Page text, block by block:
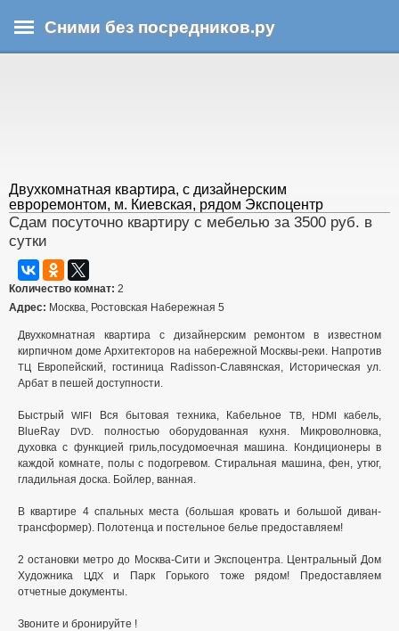
к
основному
Сними без посредников.ру
Двухкомнатная квартира, с дизайнерским
евроремонтом, м. Киевская, рядом Экспоцентр
Сдам посуточно квартиру с мебелью за 3500 руб. в
сутки
Количество комнат: 2
Адрес: Москва, Ростовская Набережная 5
Двухкомнатная квартира с дизайнерским ремонтом в известном
кирпичном доме Архитекторов на набережной Москвы-реки. Напротив
ТЦ
Европейский, гостиница Radisson-Славянская, Историческая ул.
Арбат в пешей доступности.
БыстрыйWIFI Вся бытовая техника, Кабельное ТВ, HDMI
кабель,
BlueRay
DVD. полностью оборудованная кухня. Микроволновка,
духовка с функцией гриль,посудомоечная машина. Кондиционеры в
каждой комнате, полы с подогревом. Стиральная машина, фен, утюг,
гладильная доска. Бойлер, ванная.
В квартире 4 спальных места (большая кровать и большой диван-
трансформер). Полотенца и постельное белье предоставляем!
2 остановки метро до Москва-Сити и Экспоцентра. Центральный Дом
Художника
ЦДХи Парк Горького тоже рядом! Предоставляем
отчетные документы.
Звоните и бронируйте !